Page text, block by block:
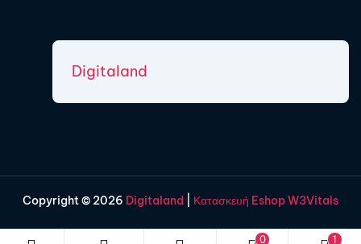
0 1
Digitaland
Copyright © 2026 Digitaland Κατασκευή Eshop W3Vitals